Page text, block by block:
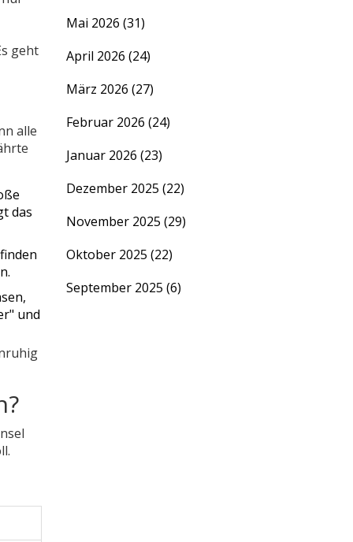
geht
alle
das
und
Mai 2026 (31)
April 2026 (24)
März 2026 (27)
Februar 2026 (24)
Januar 2026 (23)
Dezember 2025 (22)
November 2025 (29)
Oktober 2025 (22)
September 2025 (6)